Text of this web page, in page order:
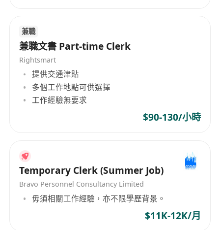
據彙整；
具備良好責任心、細心度及時間管理能力，能配
合團隊節奏並按時完成交辦事項；
無需相關工作經驗，歡迎具學習熱誠及穩定出勤
意願之新入職人士應徵。
薪酬標準；
享有法定公眾假期、有薪年假（按服務年資遞
增，首年7天起）、病假及產假／侍產假等法定
權益；
僱主按《僱傭條例》為員工購買強制性公積金
（MPF），供款比例符合法例最低要求；
兼職
兼職文書 Part-time Clerk
Rightsmart
提供交通津貼
多個工作地點可供選擇
工作經驗無要求
$90-130/小時
Temporary Clerk (Summer Job)
Bravo Personnel Consultancy Limited
毋須相關工作經驗，亦不限學歷背景。
$11K-12K/月